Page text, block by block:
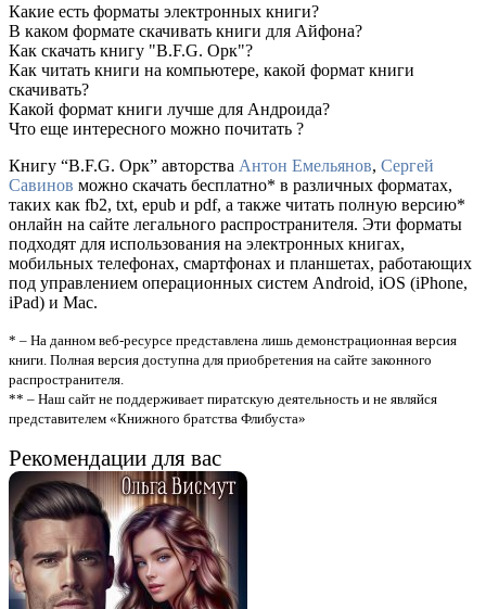
Какие есть форматы электронных книги?
В каком формате скачивать книги для Айфона?
Как скачать книгу "B.F.G. Орк"?
Как читать книги на компьютере, какой формат книги
скачивать?
Какой формат книги лучше для Андроида?
Что еще интересного можно почитать ?
Книгу “B.F.G. Орк” авторства Антон Емельянов, Сергей
Савинов можно скачать бесплатно* в различных форматах,
таких как fb2, txt, epub и pdf, а также читать полную версию*
онлайн на сайте легального распространителя. Эти форматы
подходят для использования на электронных книгах,
мобильных телефонах, смартфонах и планшетах, работающих
под управлением операционных систем Android, iOS (iPhone,
iPad) и Mac.
* – На данном веб-ресурсе представлена лишь демонстрационная версия
книги. Полная версия доступна для приобретения на сайте законного
распространителя.
** – Наш сайт не поддерживает пиратскую деятельность и не являйся
представителем «Книжного братства Флибуста»
Рекомендации для вас